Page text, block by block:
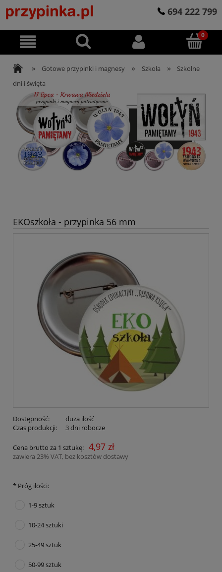
694 222 799
» Gotowe przypinki i magnesy » Szkoła »
Szkolne
dni i święta
EKOszkoła - przypinka 56 mm
Dostępność:
duża ilość
Czas produkcji:
3 dni robocze
Cena brutto za 1 sztukę: 4,97 zł
zawiera 23% VAT, bez kosztów dostawy
* Próg ilości:
1-9 sztuk
10-24 sztuki
25-49 sztuk
50-99 sztuk